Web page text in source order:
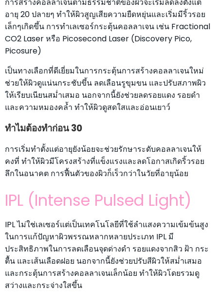
การสร้างคอลลาเจนตามธรรมชาติของผิวจะเริ่มลดลงตั้งแต่
อายุ 20 ปลายๆ ทำให้ผิวสูญเสียความยืดหยุ่นและเริ่มมีริ้วรอย
เล็กๆเกิดขึ้น การทำเลเซอร์กระตุ้นคอลลาเจน เช่น Fractional
CO2 Laser หรือ Picosecond Laser (Discovery Pico,
Picosure)
เป็นทางเลือกที่ดีเยี่ยมในการกระตุ้นการสร้างคอลลาเจนใหม่
ช่วยให้ผิวดูแน่นกระชับขึ้น ลดเลือนรูขุมขน และปรับสภาพผิว
ให้เรียบเนียนสม่ำเสมอ นอกจากนี้ยังช่วยลดรอยแดง รอยดำ
และความหมองคล้ำ ทำให้ผิวดูสดใสและอ่อนเยาว์
ทำไมต้องทำก่อน 30
การเริ่มทำตั้งแต่อายุยังน้อยจะช่วยรักษาระดับคอลลาเจนให้
คงที่ ทำให้ผิวมีโครงสร้างที่แข็งแรงและลดโอกาสเกิดริ้วรอย
ลึกในอนาคต การฟื้นตัวของผิวก็เร็วกว่าในวัยที่อายุน้อย
IPL (Intense Pulsed Light)
IPL ไม่ใช่เลเซอร์แต่เป็นเทคโนโลยีที่ใช้ลำแสงความเข้มข้นสูง
ในการแก้ปัญหาผิวพรรณหลากหลายประเภท IPL มี
ประสิทธิภาพในการลดเลือนจุดด่างดำ รอยแดงจากสิว ฝ้า กระ
ตื้น และเส้นเลือดฝอย นอกจากนี้ยังช่วยปรับสีผิวให้สม่ำเสมอ
และกระตุ้นการสร้างคอลลาเจนเล็กน้อย ทำให้ผิวโดยรวมดู
สว่างและกระจ่างใสขึ้น